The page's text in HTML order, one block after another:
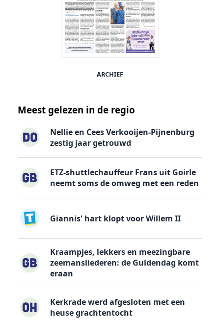
ARCHIEF
Meest gelezen in de regio
Nellie en Cees Verkooijen-Pijnenburg
zestig jaar getrouwd
ETZ-shuttlechauffeur Frans uit Goirle
neemt soms de omweg met een reden
Giannis' hart klopt voor Willem II
Kraampjes, lekkers en meezingbare
zeemansliederen: de Guldendag komt
eraan
Kerkrade werd afgesloten met een
heuse grachtentocht